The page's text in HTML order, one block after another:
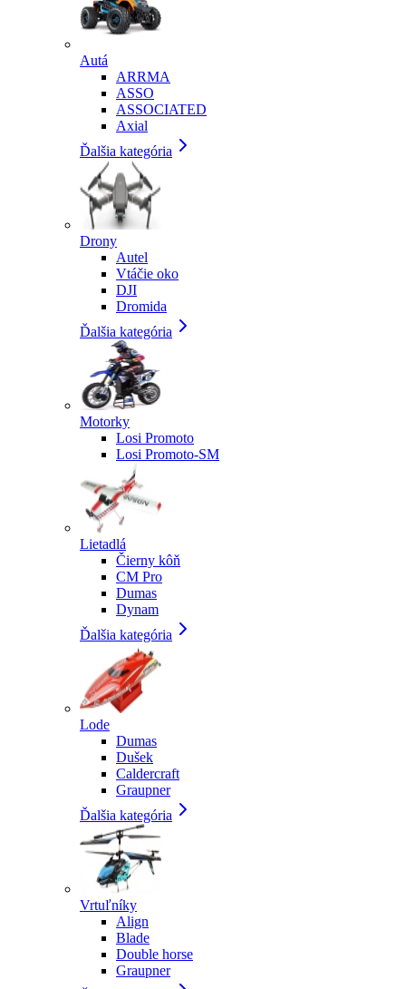
Autá
ARRMA
ASSO
ASSOCIATED
Axial
Ďalšia kategória
Drony
Autel
Vtáčie oko
DJI
Dromida
Ďalšia kategória
Motorky
Losi Promoto
Losi Promoto-SM
Lietadlá
Čierny kôň
CM Pro
Dumas
Dynam
Ďalšia kategória
Lode
Dumas
Dušek
Caldercraft
Graupner
Ďalšia kategória
Vrtuľníky
Align
Blade
Double horse
Graupner